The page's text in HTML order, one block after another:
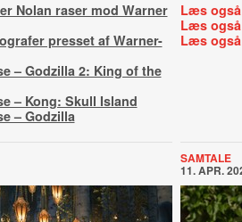
Nolan raser mod Warner
presset af Warner-
– Godzilla 2: King of the
– Kong: Skull Island
– Godzilla
Læs
Læs
Læs
SAMTALE
11. APR.